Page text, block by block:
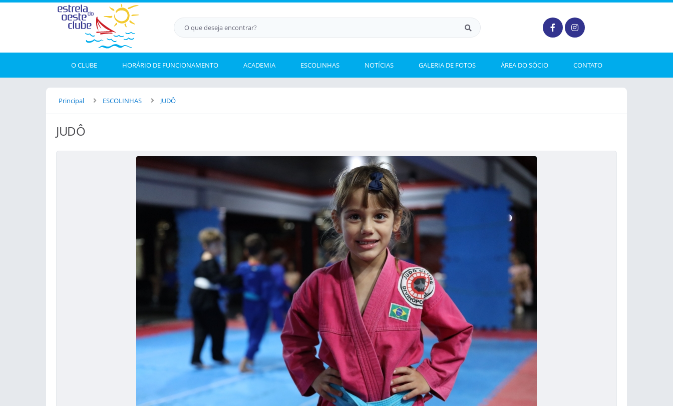
O CLUBE HORÁRIO DE FUNCIONAMENTO ACADEMIA ESCOLINHAS NOTÍCIAS GALERIA DE FOTOS ÁREA DO SÓCIO CONTATO
Principal ESCOLINHAS JUDÔ
JUDÔ